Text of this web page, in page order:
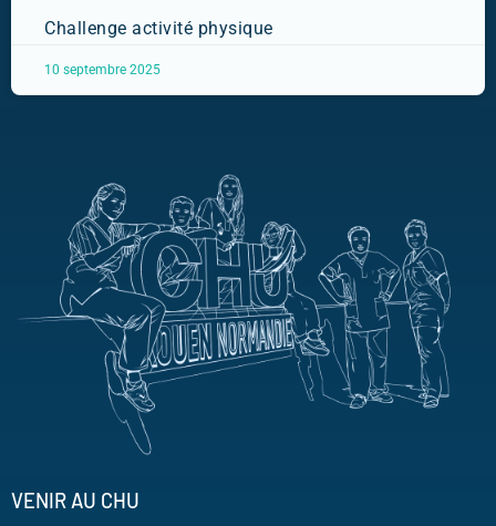
Challenge activité physique
10 septembre 2025
VENIR AU CHU